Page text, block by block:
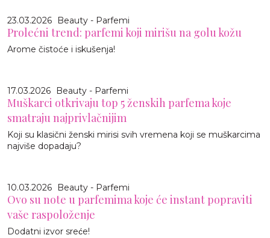
23.03.2026 Beauty - Parfemi
Prolećni trend: parfemi koji mirišu na golu kožu
Arome čistoće i iskušenja!
17.03.2026 Beauty - Parfemi
Muškarci otkrivaju top 5 ženskih parfema koje
smatraju najprivlačnijim
Koji su klasični ženski mirisi svih vremena koji se muškarcima
najviše dopadaju?
10.03.2026 Beauty - Parfemi
Ovo su note u parfemima koje će instant popraviti
vaše raspoloženje
Dodatni izvor sreće!